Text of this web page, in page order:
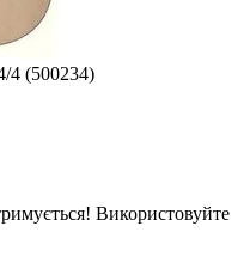
4 (500234)
Використовуйте